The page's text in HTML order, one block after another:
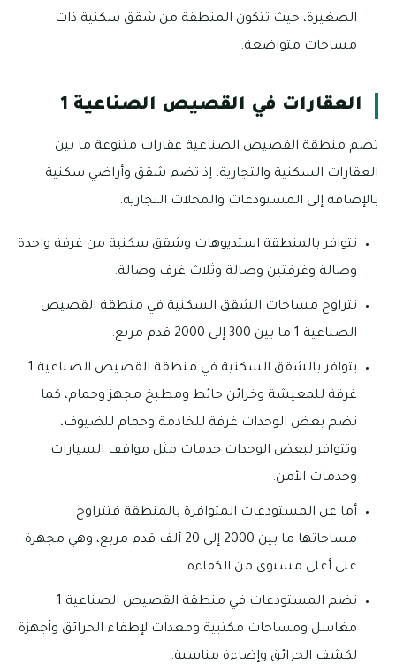
الصغيرة، حيث تتكون المنطقة من شقق سكنية ذات
مساحات متواضعة.
العقارات في القصيص الصناعية 1
تضم منطقة القصيص الصناعية عقارات متنوعة ما بين
العقارات السكنية والتجارية، إذ تضم شقق وأراضي سكنية
بالإضافة إلى المستودعات والمحلات التجارية.
تتوافر بالمنطقة استديوهات وشقق سكنية من غرفة واحدة
وصالة وغرفتين وصالة وثلاث غرف وصالة.
تتراوح مساحات الشقق السكنية في منطقة القصيص
الصناعية 1 ما بين 300 إلى 2000 قدم مربع.
يتوافر بالشقق السكنية في منطقة القصيص الصناعية 1
غرفة للمعيشة وخزائن حائط ومطبخ مجهز وحمام، كما
تضم بعض الوحدات غرفة للخادمة وحمام للضيوف،
وتتوافر لبعض الوحدات خدمات مثل مواقف السيارات
وخدمات الأمن.
أما عن المستودعات المتوافرة بالمنطقة فتتراوح
مساحاتها ما بين 2000 إلى 20 ألف قدم مربع، وهي مجهزة
على أعلى مستوى من الكفاءة.
تضم المستودعات في منطقة القصيص الصناعية 1
مغاسل ومساحات مكتبية ومعدات لإطفاء الحرائق وأجهزة
لكشف الحرائق وإضاءة مناسبة.